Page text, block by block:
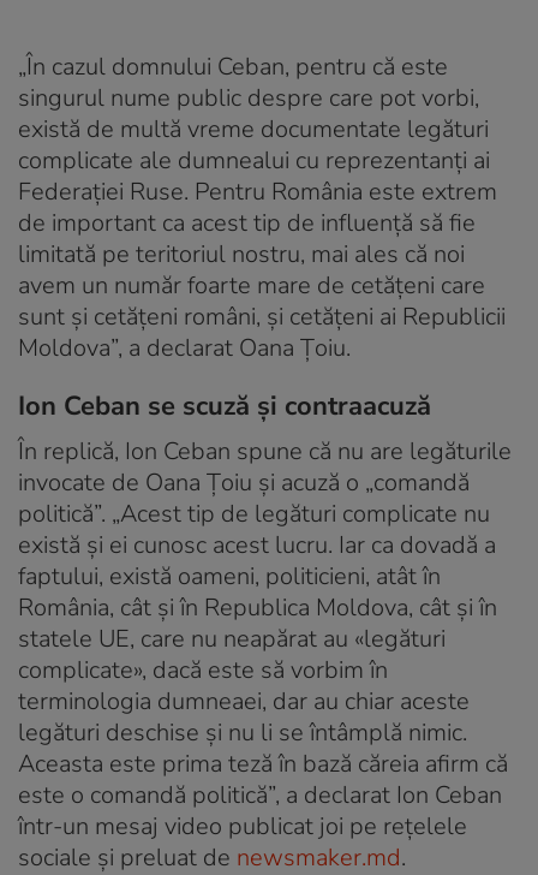
„În cazul domnului Ceban, pentru că este
singurul nume public despre care pot vorbi,
există de multă vreme documentate legături
complicate ale dumnealui cu reprezentanţi ai
Federaţiei Ruse. Pentru România este extrem
de important ca acest tip de influenţă să fie
limitată pe teritoriul nostru, mai ales că noi
avem un număr foarte mare de cetăţeni care
sunt şi cetăţeni români, şi cetăţeni ai Republicii
Moldova”, a declarat Oana Ţoiu.
Ion Ceban se scuză și contraacuză
În replică, Ion Ceban spune că nu are legăturile
invocate de Oana Țoiu și acuză o „comandă
politică”. „Acest tip de legături complicate nu
există şi ei cunosc acest lucru. Iar ca dovadă a
faptului, există oameni, politicieni, atât în
România, cât şi în Republica Moldova, cât şi în
statele UE, care nu neapărat au «legături
complicate», dacă este să vorbim în
terminologia dumneaei, dar au chiar aceste
legături deschise şi nu li se întâmplă nimic.
Aceasta este prima teză în bază căreia afirm că
este o comandă politică”, a declarat Ion Ceban
într-un mesaj video publicat joi pe reţelele
sociale și preluat de newsmaker.md.